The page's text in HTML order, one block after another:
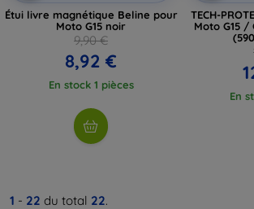
Étui livre magnétique Beline pour
Moto G15 noir
9,90 €
8,92 €
En stock 1 pièces
TECH-
Moto G15 /
En
1 - 22 du total 22.